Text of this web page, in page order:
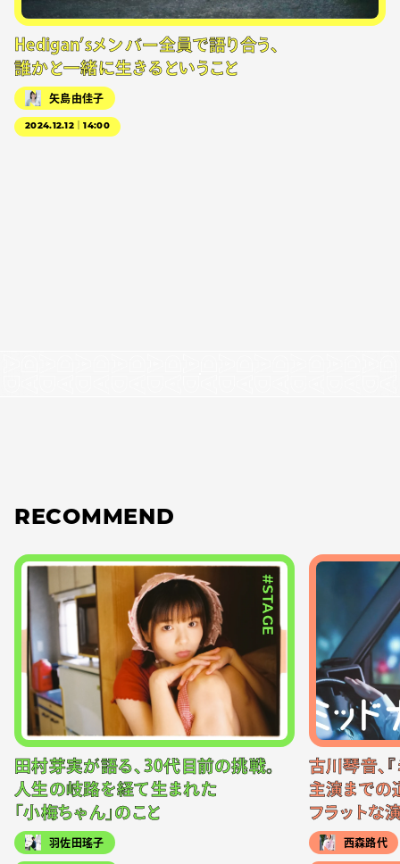
Hedigan’sメンバー全員で語り合う、
誰かと一緒に生きるということ
矢島由佳子
2024.12.12｜14:00
RECOMMEND
#STAGE
田村芽実が語る、30代目前の挑戦。
人生の岐路を経て生まれた
「小梅ちゃん」のこと
羽佐田瑤子
古川琴音、
主演までの
フラットな
西森路代